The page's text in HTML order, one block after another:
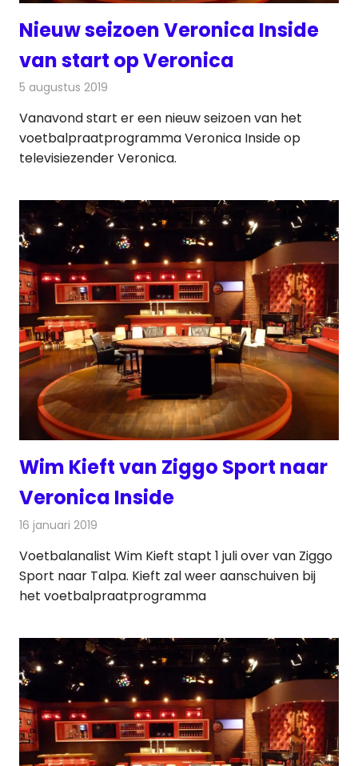
Nieuw seizoen Veronica Inside
van start op Veronica
5 augustus 2019
Vanavond start er een nieuw seizoen van het
voetbalpraatprogramma Veronica Inside op
televisiezender Veronica.
Wim Kieft van Ziggo Sport naar
Veronica Inside
16 januari 2019
Voetbalanalist Wim Kieft stapt 1 juli over van Ziggo
Sport naar Talpa. Kieft zal weer aanschuiven bij
het voetbalpraatprogramma